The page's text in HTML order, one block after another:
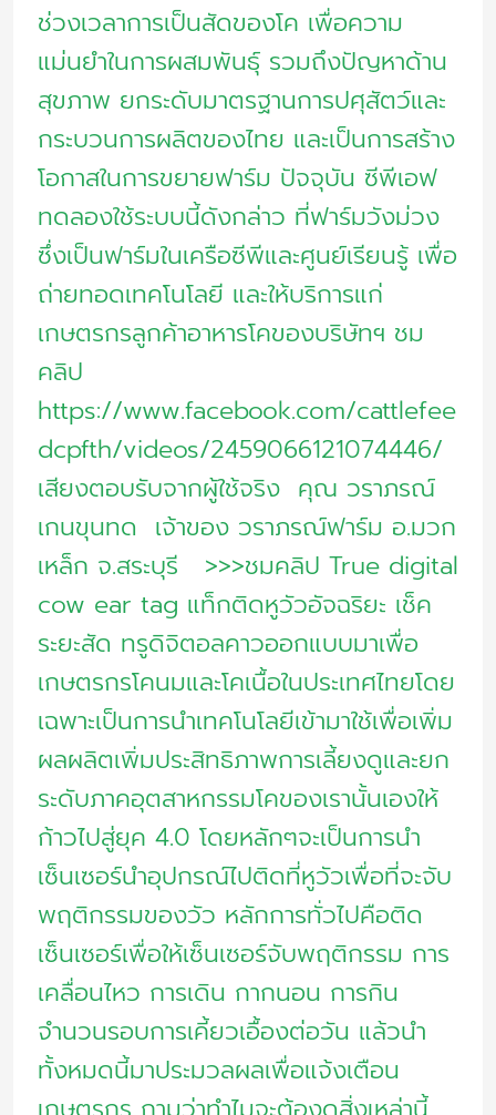
ช่วงเวลาการเป็นสัดของโค เพื่อความ
แม่นยำในการผสมพันธุ์ รวมถึงปัญหาด้าน
สุขภาพ ยกระดับมาตรฐานการปศุสัตว์และ
กระบวนการผลิตของไทย และเป็นการสร้าง
โอกาสในการขยายฟาร์ม ปัจจุบัน ซีพีเอฟ
ทดลองใช้ระบบนี้ดังกล่าว ที่ฟาร์มวังม่วง
ซึ่งเป็นฟาร์มในเครือซีพีและศูนย์เรียนรู้ เพื่อ
ถ่ายทอดเทคโนโลยี และให้บริการแก่
เกษตรกรลูกค้าอาหารโคของบริษัทฯ ชม
คลิป
https://www.facebook.com/cattlefee
dcpfth/videos/2459066121074446/
เสียงตอบรับจากผู้ใช้จริง คุณ วราภรณ์
เกนขุนทด เจ้าของ วราภรณ์ฟาร์ม อ.มวก
เหล็ก จ.สระบุรี >>>ชมคลิป True digital
cow ear tag แท็กติดหูวัวอัจฉริยะ เช็ค
ระยะสัด ทรูดิจิตอลคาวออกแบบมาเพื่อ
เกษตรกรโคนมและโคเนื้อในประเทศไทยโดย
เฉพาะเป็นการนำเทคโนโลยีเข้ามาใช้เพื่อเพิ่ม
ผลผลิตเพิ่มประสิทธิภาพการเลี้ยงดูและยก
ระดับภาคอุตสาหกรรมโคของเรานั้นเองให้
ก้าวไปสู่ยุค 4.0 โดยหลักๆจะเป็นการนำ
เซ็นเซอร์นำอุปกรณ์ไปติดที่หูวัวเพื่อที่จะจับ
พฤติกรรมของวัว หลักการทั่วไปคือติด
เซ็นเซอร์เพื่อให้เซ็นเซอร์จับพฤติกรรม การ
เคลื่อนไหว การเดิน กากนอน การกิน
จำนวนรอบการเคี้ยวเอื้องต่อวัน แล้วนำ
ทั้งหมดนี้มาประมวลผลเพื่อแจ้งเตือน